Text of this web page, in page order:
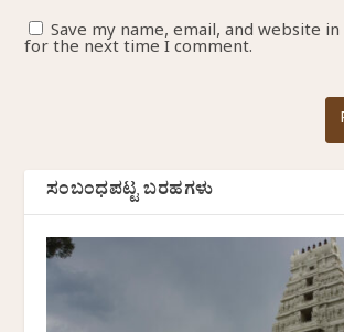
Save my name, email, and website
for the next time I comment.
ಸಂಬಂಧಪಟ್ಟ ಬರಹಗಳು